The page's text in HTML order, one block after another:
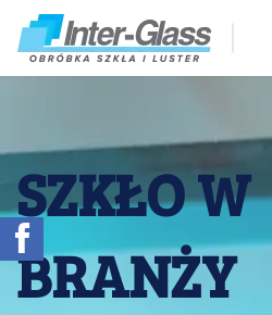
SZKŁO W
BRANŻY
